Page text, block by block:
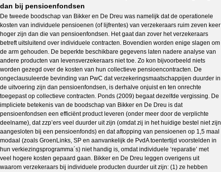
dan bij pensioenfondsen
De tweede boodschap van Bikker en De Dreu was namelijk dat de operationele
kosten van individuele pensioenen (of lijfrentes) van verzekeraars ruim zeven keer
hoger zijn dan die van pensioenfondsen. Het gaat dan zover het verzekeraars
betreft uitsluitend over individuele contracten. Bovendien worden enige slagen om
de arm gehouden. De beperkte beschikbare gegevens laten nadere analyse van
andere producten van levensverzekeraars niet toe. Zo kon bijvoorbeeld niets
worden gezegd over de kosten van hun collectieve pensioencontracten. De
ongeclausuleerde bevinding van PwC dat verzekeringsmaatschappijen duurder in
de uitvoering zijn dan pensioenfondsen, is derhalve onjuist en ten onrechte
toegepast op collectieve contracten. Ponds (2009) begaat dezelfde vergissing. De
impliciete betekenis van de boodschap van Bikker en De Dreu is dat
pensioenfondsen een efficiënt product leveren (onder meer door de verplichte
deelname), dat zzp’ers veel duurder uit zijn (omdat zij in het huidige bestel niet zijn
aangesloten bij een pensioenfonds) en dat aftopping van pensioenen op 1,5 maal
modaal (zoals GroenLinks, SP en aanvankelijk de PvdA toentertijd voorstelden in
hun verkiezingsprogramma´s) niet handig is, omdat individuele ‘reparatie’ met
veel hogere kosten gepaard gaan. Bikker en De Dreu leggen overigens uit
waarom verzekeraars bij individuele producten duurder uit zijn: (1) ze hebben